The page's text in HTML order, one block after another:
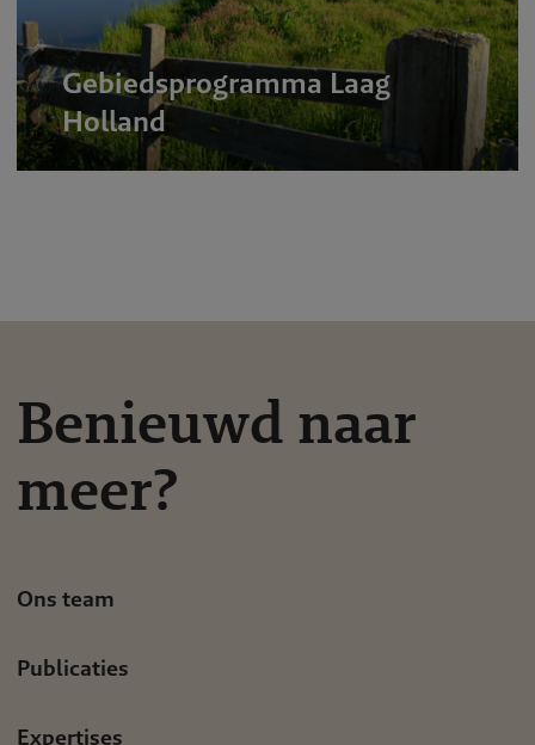
Gebiedsprogramma Laag
Holland
Benieuwd naar
meer?
Ons team
Publicaties
Expertises